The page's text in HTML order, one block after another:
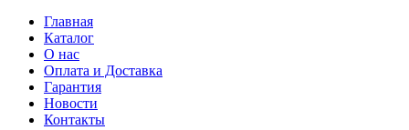
Главная
Каталог
О нас
Оплата и Доставка
Гарантия
Новости
Контакты